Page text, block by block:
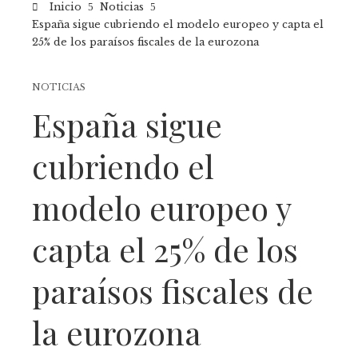
Inicio
Noticias
España sigue cubriendo el modelo europeo y capta el
25% de los paraísos fiscales de la eurozona
NOTICIAS
España sigue
cubriendo el
modelo europeo y
capta el 25% de los
paraísos fiscales de
la eurozona